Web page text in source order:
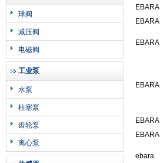
球阀
减压阀
电磁阀
工业泵
水泵
柱塞泵
齿轮泵
离心泵
EBARA
EBARA
EBARA
EBARA
EBARA
EBARA
ebara